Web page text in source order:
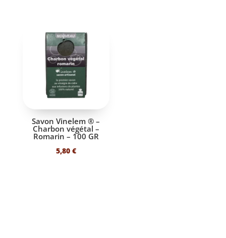
Savon Vinelem ® –
Charbon végétal –
Romarin – 100 GR
5,80 €